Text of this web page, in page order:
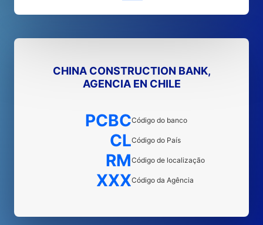
CHINA CONSTRUCTION BANK,
AGENCIA EN CHILE
PCBCCódigo do banco
CLCódigo do País
RMCódigo de localização
XXXCódigo da Agência